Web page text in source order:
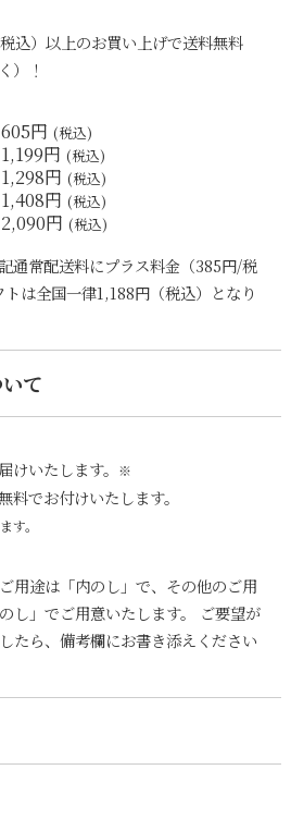
込）以上のお買い上げで送料無料
）！
605円 (税込)
1,199円 (税込)
1,298円 (税込)
1,408円 (税込)
2,090円 (税込)
通常配送料にプラス料金（385円/税
は全国一律1,188円（税込）となり
て
けいたします。 ※
料でお付けいたします。
す。
用途は「内のし」で、その他のご用
し」でご用意いたします。 ご要望が
たら、備考欄にお書き添えください